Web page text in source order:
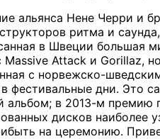
альянса Нене Черри и
ритма и
в Швеции большая
Attack и Gorillaz,
с норвежско-
дни. Это
в 2013-м премию
дисков наиболее
на церемонию.